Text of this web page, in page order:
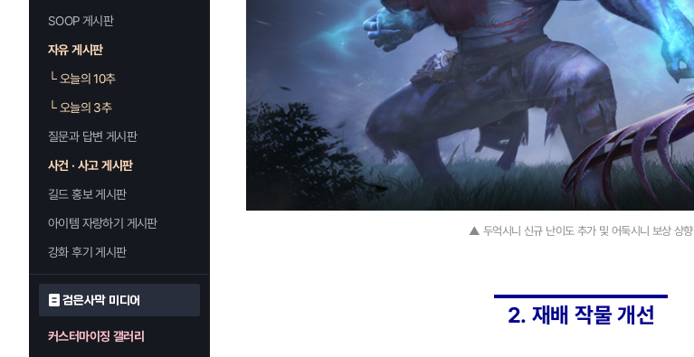
SOOP 게시판
자유 게시판
└오늘의 10추
└오늘의 3추
질문과 답변 게시판
사건 · 사고 게시판
길드 홍보 게시판
아이템 자랑하기 게시판
강화 후기 게시판
검은사막 미디어
커스터마이징 갤러리
▲ 두억시니 신규 난이도 추가 및 어둑시니 보상 상향
2. 재배 작물 개선